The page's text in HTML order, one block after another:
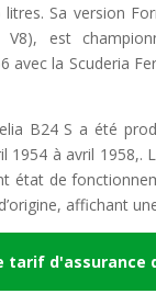
Sa version
V8), est
avec la Scuderia
B24 S a été
1954 à avril 1958,.
état de
affichant
tarif d'assurance